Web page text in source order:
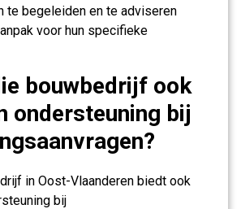
te begeleiden en te adviseren
voor hun specifieke
bouwbedrijf ook
ondersteuning bij
in Oost-Vlaanderen biedt ook
bij